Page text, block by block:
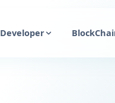
Developer